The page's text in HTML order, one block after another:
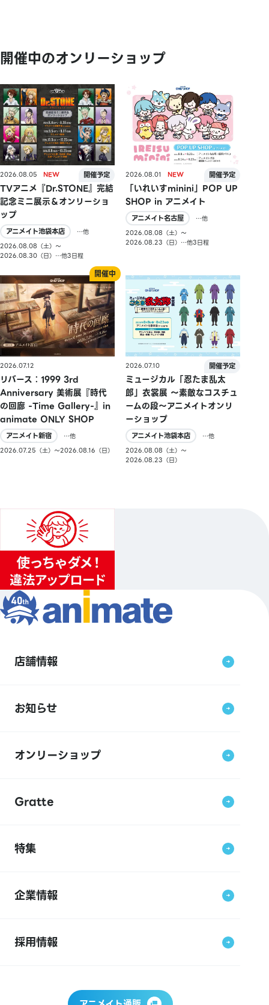
開催中のオンリーショップ
2026.08.05
TVアニメ『Dr.STONE』完結
記念ミニ展示＆オンリーショ
ップ
アニメイト池袋本店
…他
2026.08.08（土）〜
2026.08.30（日）…他3日程
2026.08.01
「いれいすminini」POP UP
SHOP in アニメイト
アニメイト名古屋
…他
2026.08.08（土）〜
2026.08.23（日）…他3日程
2026.07.12
リバース：1999 3rd
Anniversary 美術展『時代
の回廊 -Time Gallery-』in
animate ONLY SHOP
アニメイト新宿
…他
2026.07.25（土）〜2026.08.16（日）
2026.07.10
ミュージカル「忍たま乱太
郎」衣裳展 ～素敵なコスチュ
ームの段～アニメイトオンリ
ーショップ
アニメイト池袋本店
…他
2026.08.08（土）〜
2026.08.23（日）
店舗情報
お知らせ
オンリーショップ
Gratte
特集
企業情報
採用情報